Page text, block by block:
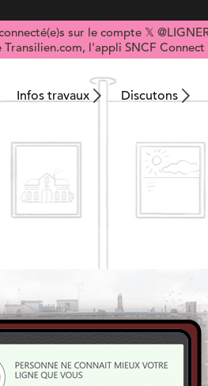
sur le compte 𝕏
l'appli SNCF
Infos travaux Discutons